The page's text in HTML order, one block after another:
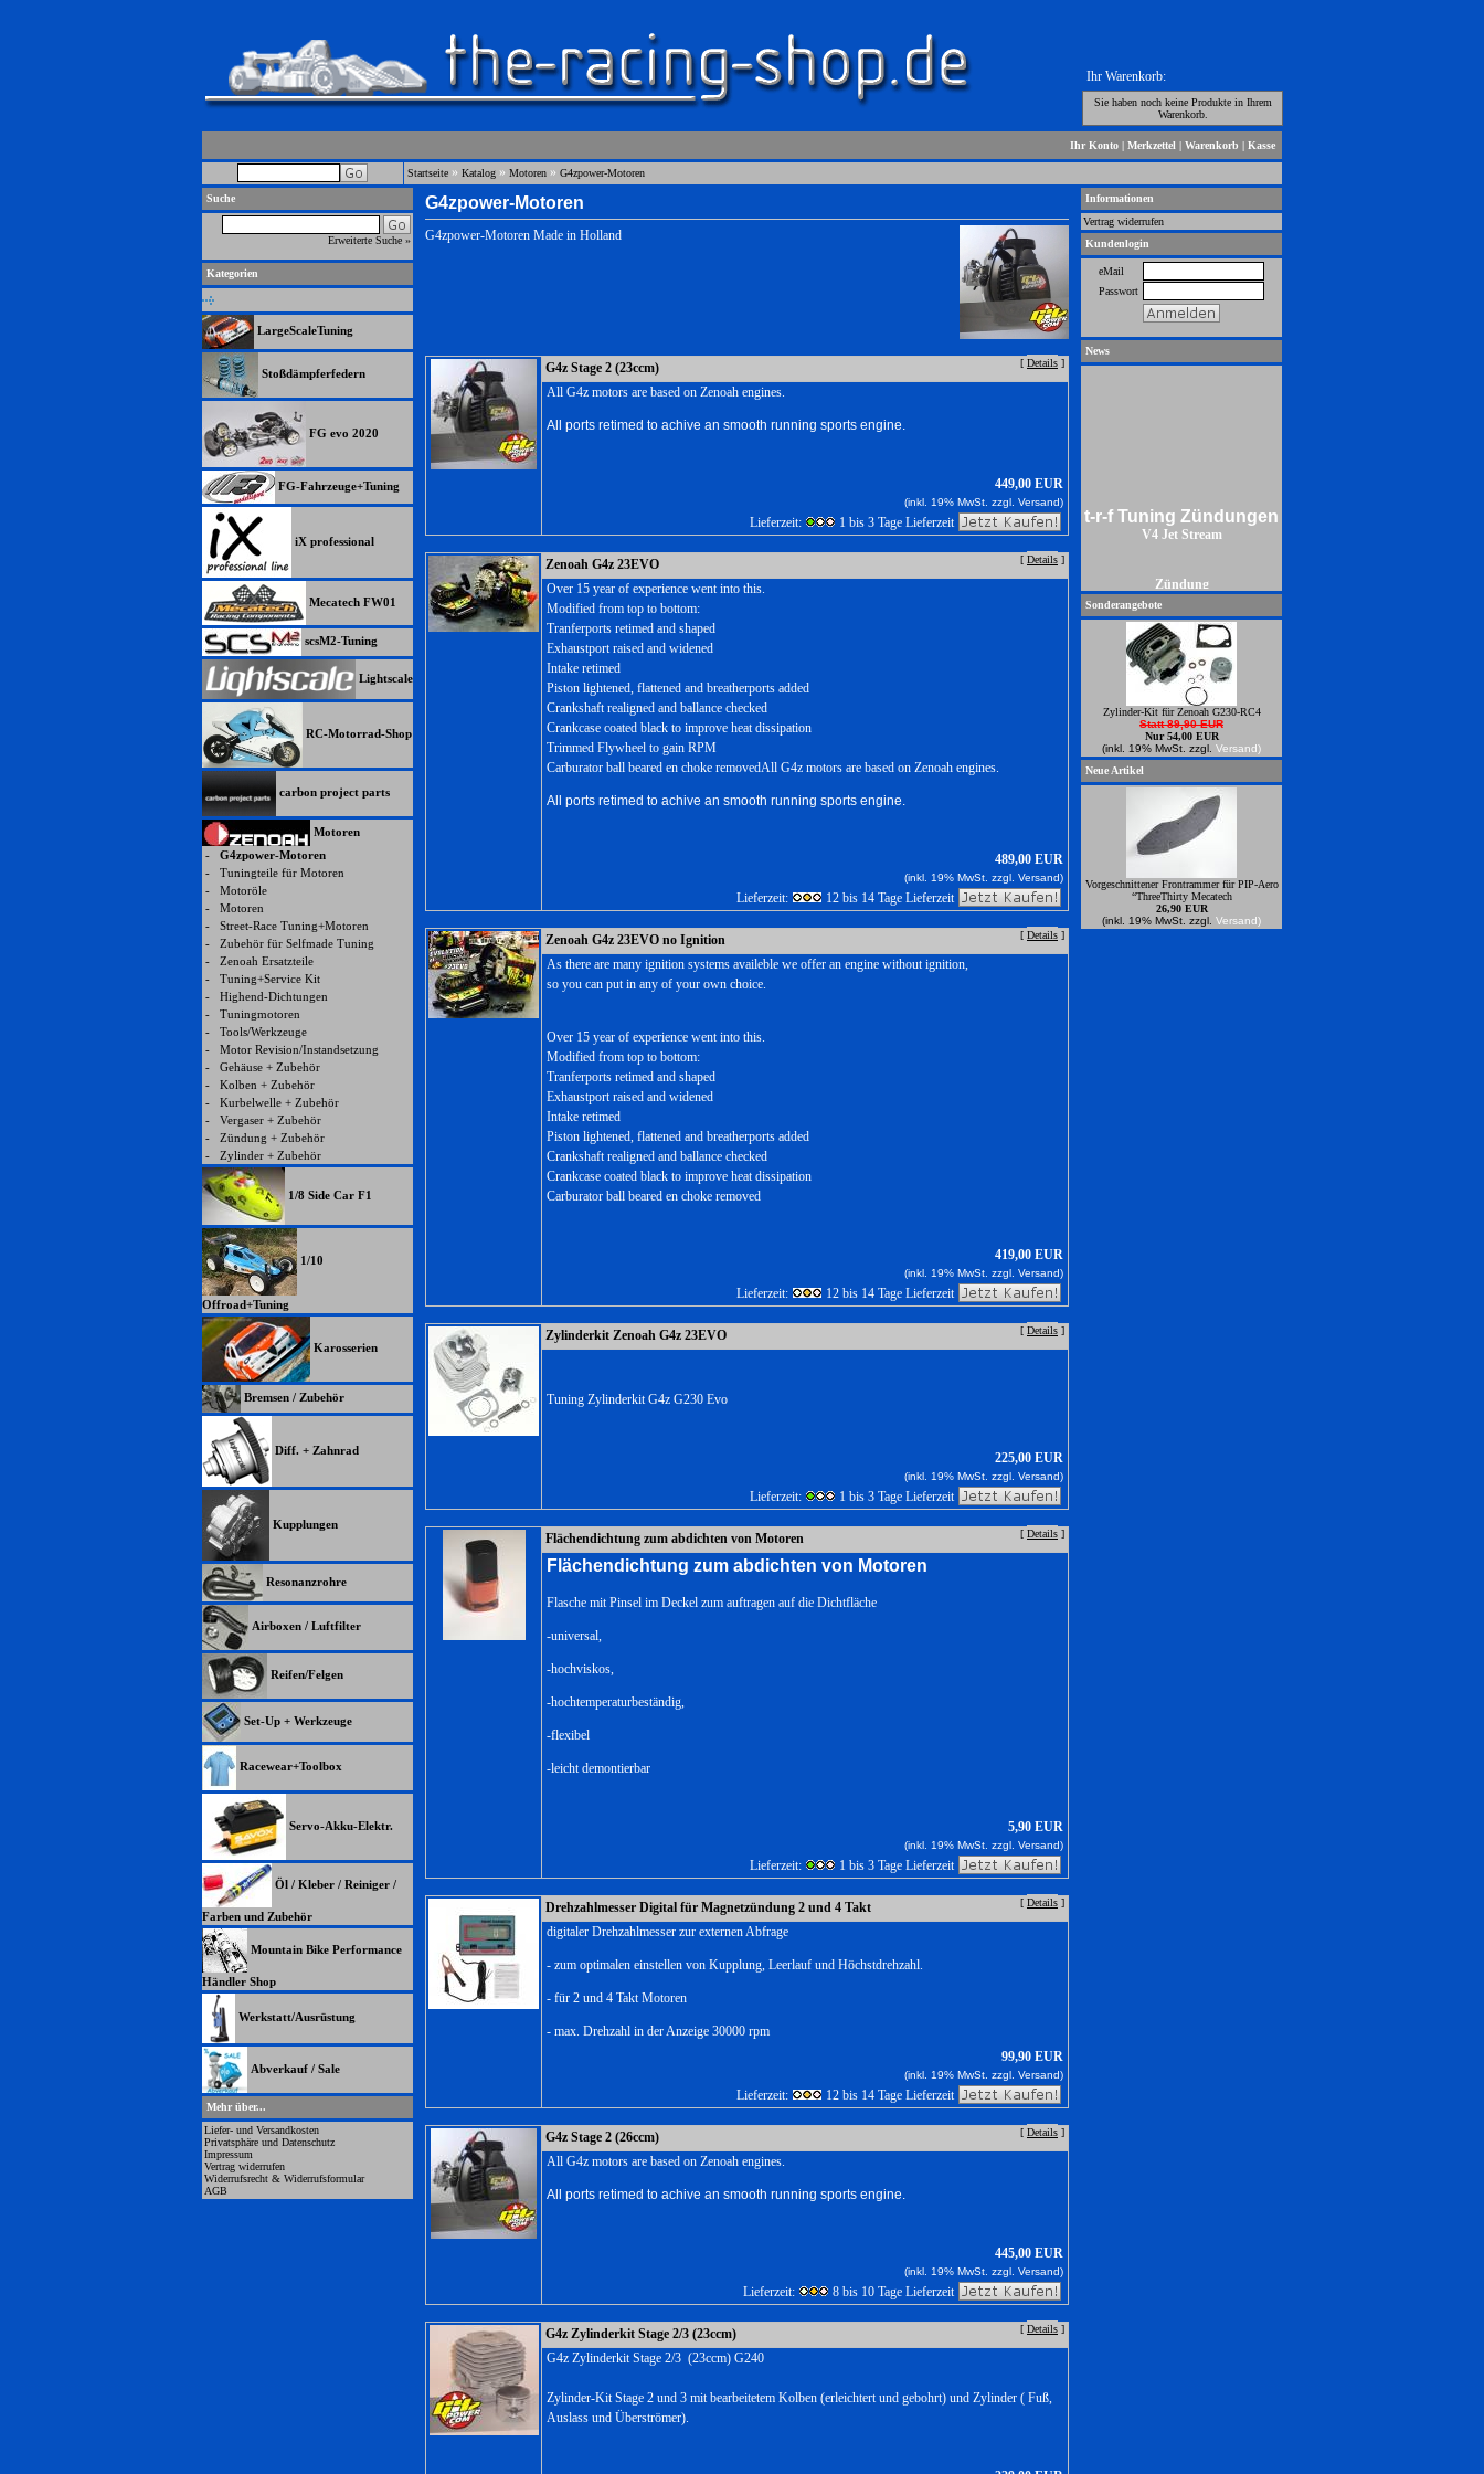
Ihr Warenkorb:
Sie haben noch keine Produkte in Ihrem
Warenkorb.
Ihr Konto | Merkzettel | Warenkorb | Kasse
Startseite » Katalog » Motoren » G4zpower-Motoren
Suche
Erweiterte Suche »
Kategorien
LargeScaleTuning
Stoßdämpferfedern
FG evo 2020
FG-Fahrzeuge+Tuning
iX professional
Mecatech FW01
scsM2-Tuning
Lightscale
RC-Motorrad-Shop
carbon project parts
Motoren
- G4zpower-Motoren
- Tuningteile für Motoren
- Motoröle
- Motoren
- Street-Race Tuning+Motoren
- Zubehör für Selfmade Tuning
- Zenoah Ersatzteile
- Tuning+Service Kit
- Highend-Dichtungen
- Tuningmotoren
- Tools/Werkzeuge
- Motor Revision/Instandsetzung
- Gehäuse + Zubehör
- Kolben + Zubehör
- Kurbelwelle + Zubehör
- Vergaser + Zubehör
- Zündung + Zubehör
- Zylinder + Zubehör
1/8 Side Car F1
1/10
Offroad+Tuning
Karosserien
Bremsen / Zubehör
Diff. + Zahnrad
Kupplungen
Resonanzrohre
Airboxen / Luftfilter
Reifen/Felgen
Set-Up + Werkzeuge
Racewear+Toolbox
Servo-Akku-Elektr.
Öl / Kleber / Reiniger /
Farben und Zubehör
Mountain Bike Performance
Händler Shop
Werkstatt/Ausrüstung
Abverkauf / Sale
Mehr über...
Liefer- und Versandkosten
Privatsphäre und Datenschutz
Impressum
Vertrag widerrufen
Widerrufsrecht & Widerrufsformular
AGB
G4zpower-Motoren
G4zpower-Motoren Made in Holland
G4z Stage 2 (23ccm) [ Details ]
All G4z motors are based on Zenoah engines.
All ports retimed to achive an smooth running sports engine.
449,00 EUR
(inkl. 19% MwSt. zzgl. Versand)
Lieferzeit: 1 bis 3 Tage Lieferzeit
Zenoah G4z 23EVO [ Details ]
Over 15 year of experience went into this.
Modified from top to bottom:
Tranferports retimed and shaped
Exhaustport raised and widened
Intake retimed
Piston lightened, flattened and breatherports added
Crankshaft realigned and ballance checked
Crankcase coated black to improve heat dissipation
Trimmed Flywheel to gain RPM
Carburator ball beared en choke removedAll G4z motors are based on Zenoah engines.
All ports retimed to achive an smooth running sports engine.
489,00 EUR
(inkl. 19% MwSt. zzgl. Versand)
Lieferzeit: 12 bis 14 Tage Lieferzeit
Zenoah G4z 23EVO no Ignition [ Details ]
As there are many ignition systems availeble we offer an engine without ignition,
so you can put in any of your own choice.
Over 15 year of experience went into this.
Modified from top to bottom:
Tranferports retimed and shaped
Exhaustport raised and widened
Intake retimed
Piston lightened, flattened and breatherports added
Crankshaft realigned and ballance checked
Crankcase coated black to improve heat dissipation
Carburator ball beared en choke removed
419,00 EUR
(inkl. 19% MwSt. zzgl. Versand)
Lieferzeit: 12 bis 14 Tage Lieferzeit
Zylinderkit Zenoah G4z 23EVO [ Details ]
Tuning Zylinderkit G4z G230 Evo
225,00 EUR
(inkl. 19% MwSt. zzgl. Versand)
Lieferzeit: 1 bis 3 Tage Lieferzeit
Flächendichtung zum abdichten von Motoren [ Details ]
Flächendichtung zum abdichten von Motoren
Flasche mit Pinsel im Deckel zum auftragen auf die Dichtfläche
-universal,
-hochviskos,
-hochtemperaturbeständig,
-flexibel
-leicht demontierbar
5,90 EUR
(inkl. 19% MwSt. zzgl. Versand)
Lieferzeit: 1 bis 3 Tage Lieferzeit
Drehzahlmesser Digital für Magnetzündung 2 und 4 Takt [ Details ]
digitaler Drehzahlmesser zur externen Abfrage
- zum optimalen einstellen von Kupplung, Leerlauf und Höchstdrehzahl.
- für 2 und 4 Takt Motoren
- max. Drehzahl in der Anzeige 30000 rpm
99,90 EUR
(inkl. 19% MwSt. zzgl. Versand)
Lieferzeit: 12 bis 14 Tage Lieferzeit
G4z Stage 2 (26ccm) [ Details ]
All G4z motors are based on Zenoah engines.
All ports retimed to achive an smooth running sports engine.
445,00 EUR
(inkl. 19% MwSt. zzgl. Versand)
Lieferzeit: 8 bis 10 Tage Lieferzeit
G4z Zylinderkit Stage 2/3 (23ccm) [ Details ]
G4z Zylinderkit Stage 2/3 (23ccm) G240
Zylinder-Kit Stage 2 und 3 mit bearbeitetem Kolben (erleichtert und gebohrt) und Zylinder ( Fuß,
Auslass und Überströmer).
Informationen
Vertrag widerrufen
Kundenlogin
eMail
Passwort
News
t-r-f Tuning Zündungen
V4 Jet Stream
Sonderangebote
Zylinder-Kit für Zenoah G230-RC4
Statt 89,90 EUR
Nur 54,00 EUR
(inkl. 19% MwSt. zzgl. Versand)
Neue Artikel
Vorgeschnittener Frontrammer für PIP-Aero
“ThreeThirty Mecatech
26,90 EUR
(inkl. 19% MwSt. zzgl. Versand)